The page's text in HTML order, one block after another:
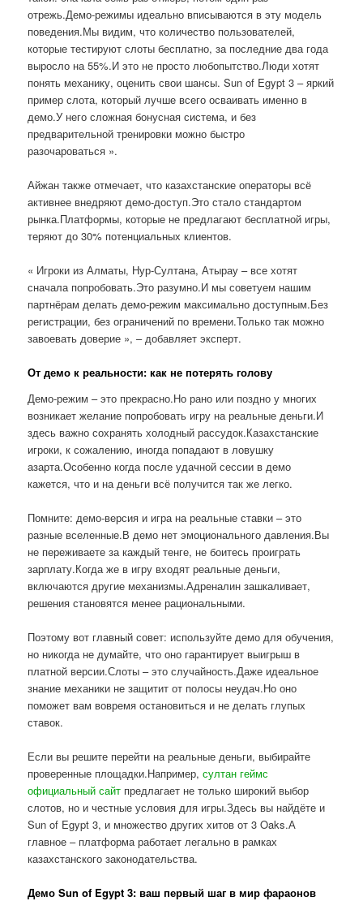
отрежь.Демо-режимы идеально вписываются в эту модель
поведения.Мы видим, что количество пользователей,
которые тестируют слоты бесплатно, за последние два года
выросло на 55%.И это не просто любопытство.Люди хотят
понять механику, оценить свои шансы. Sun of Egypt 3 – яркий
пример слота, который лучше всего осваивать именно в
демо.У него сложная бонусная система, и без
предварительной тренировки можно быстро
разочароваться ».
Айжан также отмечает, что казахстанские операторы всё
активнее внедряют демо-доступ.Это стало стандартом
рынка.Платформы, которые не предлагают бесплатной игры,
теряют до 30% потенциальных клиентов.
« Игроки из Алматы, Нур-Султана, Атырау – все хотят
сначала попробовать.Это разумно.И мы советуем нашим
партнёрам делать демо-режим максимально доступным.Без
регистрации, без ограничений по времени.Только так можно
завоевать доверие », – добавляет эксперт.
От демо к реальности: как не потерять голову
Демо-режим – это прекрасно.Но рано или поздно у многих
возникает желание попробовать игру на реальные деньги.И
здесь важно сохранять холодный рассудок.Казахстанские
игроки, к сожалению, иногда попадают в ловушку
азарта.Особенно когда после удачной сессии в демо
кажется, что и на деньги всё получится так же легко.
Помните: демо-версия и игра на реальные ставки – это
разные вселенные.В демо нет эмоционального давления.Вы
не переживаете за каждый тенге, не боитесь проиграть
зарплату.Когда же в игру входят реальные деньги,
включаются другие механизмы.Адреналин зашкаливает,
решения становятся менее рациональными.
Поэтому вот главный совет: используйте демо для обучения,
но никогда не думайте, что оно гарантирует выигрыш в
платной версии.Слоты – это случайность.Даже идеальное
знание механики не защитит от полосы неудач.Но оно
поможет вам вовремя остановиться и не делать глупых
ставок.
Если вы решите перейти на реальные деньги, выбирайте
проверенные площадки.Например,султан геймс
официальный сайт предлагает не только широкий выбор
слотов, но и честные условия для игры.Здесь вы найдёте и
Sun of Egypt 3, и множество других хитов от 3 Oaks.А
главное – платформа работает легально в рамках
казахстанского законодательства.
Демо Sun of Egypt 3: ваш первый шаг в мир фараонов